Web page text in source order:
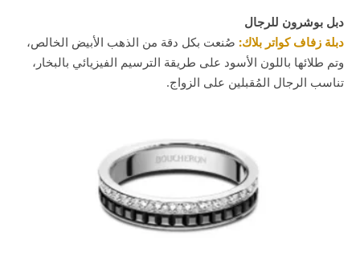
دبل بوشرون للرجال
دبلة زفاف كواتر بلاك: صُنعت بكل دقة من الذهب الأبيض الخالص،
وتم طلائها باللون الأسود على طريقة الترسيم الفيزيائي بالبخار،
تناسب الرجال المُقبلين على الزواج.